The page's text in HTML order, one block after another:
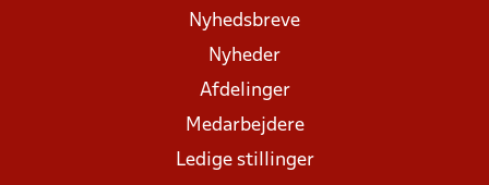
Nyhedsbreve
Nyheder
Afdelinger
Medarbejdere
Ledige stillinger